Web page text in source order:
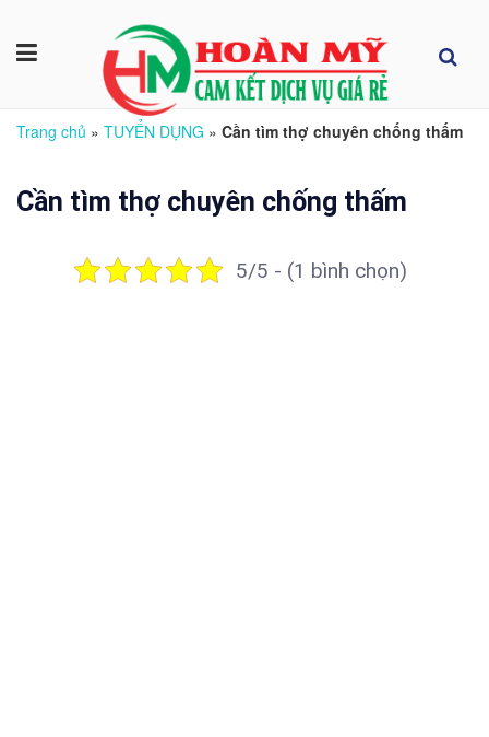
Trang chủ » TUYỂN DỤNG » Cần tìm thợ chuyên chống thấm
Cần tìm thợ chuyên chống thấm
5/5 - (1 bình chọn)